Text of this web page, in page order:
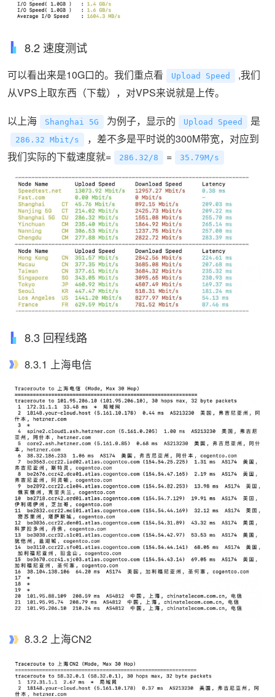
8.2 速度测试
可以看出来是10G口的。我们重点看 Upload Speed
,我们
从VPS上取东西（下载），对VPS来说就是上传。
以上海
Shanghai 5G 为例子，显示的 Upload Speed 是
286.32 Mbit/s
，差不多是平时说的300M带宽，对应到
我们实际的下载速度就=
286.32/8 = 35.79M/s
8.3 回程线路
8.3.1 上海电信
8.3.2 上海CN2